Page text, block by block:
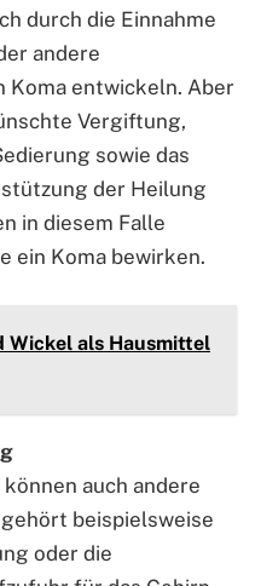
durch die Einnahme
andere
Koma entwickeln. Aber
Vergiftung,
sowie das
der Heilung
in diesem Falle
ein Koma bewirken.
Wickel als Hausmittel
auch andere
beispielsweise
oder die